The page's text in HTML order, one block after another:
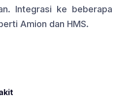
Integrasi ke beberapa
Amion dan HMS.